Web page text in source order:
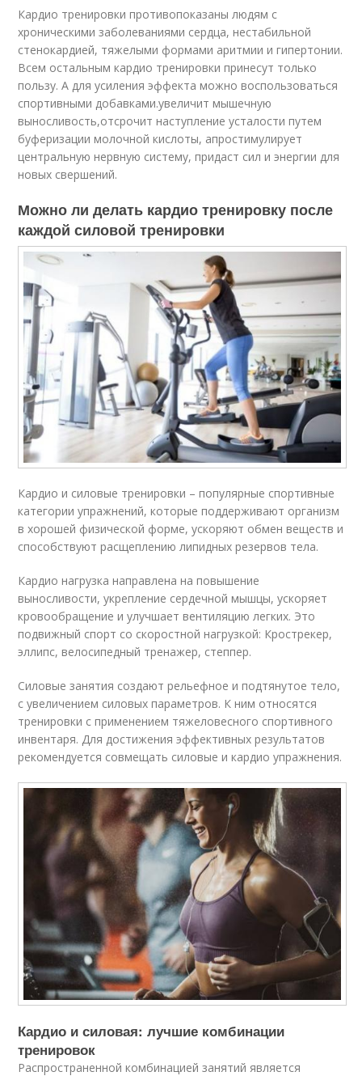
Кардио тренировки противопоказаны людям с
хроническими заболеваниями сердца, нестабильной
стенокардией, тяжелыми формами аритмии и гипертонии.
Всем остальным кардио тренировки принесут только
пользу. А для усиления эффекта можно воспользоваться
спортивными добавками.увеличит мышечную
выносливость,отсрочит наступление усталости путем
буферизации молочной кислоты, апростимулирует
центральную нервную систему, придаст сил и энергии для
новых свершений.
Можно ли делать кардио тренировку после
каждой силовой тренировки
Кардио и силовые тренировки – популярные спортивные
категории упражнений, которые поддерживают организм
в хорошей физической форме, ускоряют обмен веществ и
способствуют расщеплению липидных резервов тела.
Кардио нагрузка направлена на повышение
выносливости, укрепление сердечной мышцы, ускоряет
кровообращение и улучшает вентиляцию легких. Это
подвижный спорт со скоростной нагрузкой: Крострекер,
эллипс, велосипедный тренажер, степпер.
Силовые занятия создают рельефное и подтянутое тело,
с увеличением силовых параметров. К ним относятся
тренировки с применением тяжеловесного спортивного
инвентаря. Для достижения эффективных результатов
рекомендуется совмещать силовые и кардио упражнения.
Кардио и силовая: лучшие комбинации
тренировок
Распространенной комбинацией занятий является